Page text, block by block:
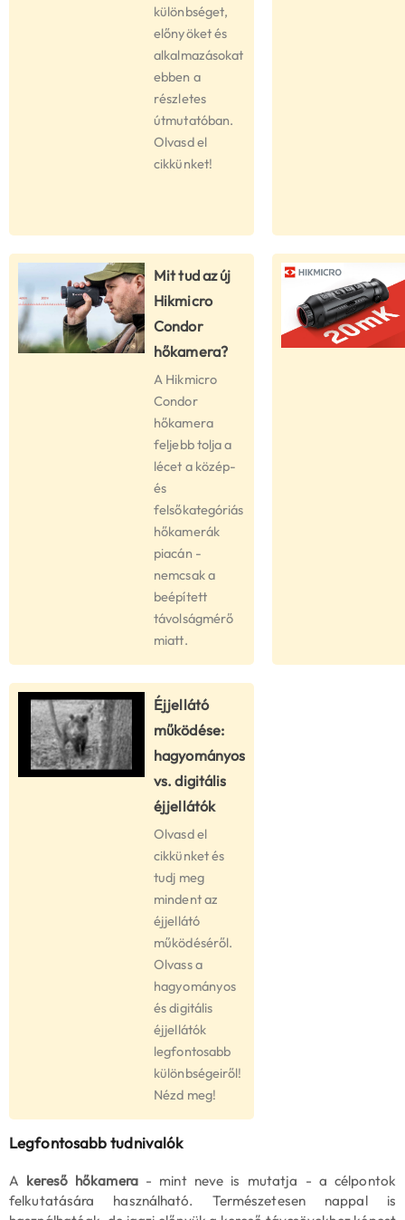
különbséget,
előnyöket és
alkalmazásokat
ebben a
részletes
útmutatóban.
Olvasd el
cikkünket!
Mit tud az új
Hikmicro
Condor
hőkamera?
A Hikmicro
Condor
hőkamera
feljebb tolja a
lécet a közép-
és
felsőkategóriás
hőkamerák
piacán -
nemcsak a
beépített
távolságmérő
miatt.
Éjjellátó
működése:
hagyományos
vs. digitális
éjjellátók
Olvasd el
cikkünket és
tudj meg
mindent az
éjjellátó
működéséről.
Olvass a
hagyományos
és digitális
éjjellátók
legfontosabb
különbségeiről!
Nézd meg!
Legfontosabb tudnivalók
A kereső hőkamera - mint neve is mutatja - a célpontok
felkutatására használható. Természetesen nappal is